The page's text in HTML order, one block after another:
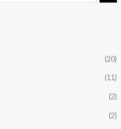
(20)
(11)
(2)
(2)